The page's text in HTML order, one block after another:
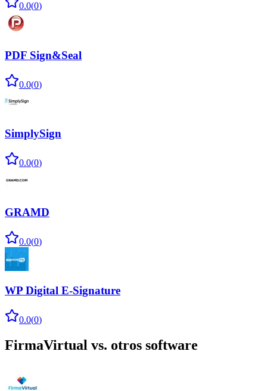
0.0(0)
PDF Sign&Seal
0.0(0)
SimplySign
0.0(0)
GRAMD
0.0(0)
WP Digital E-Signature
0.0(0)
FirmaVirtual vs. otros software